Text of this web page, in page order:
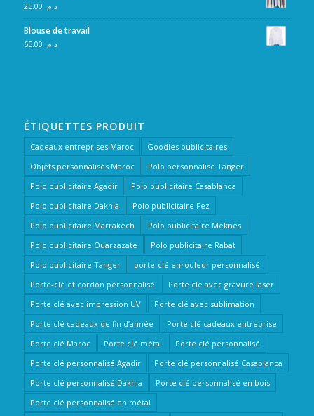
د.م.
Blouse de travail
د.م.
ÉTIQUETTES PRODUIT
Cadeaux entreprises Maroc
Goodies publicitaires
Objets personnalisés Maroc
Polo personnalisé Tanger
Polo publicitaire Agadir
Polo publicitaire Casablanca
Polo publicitaire Dakhla
Polo publicitaire Fez
Polo publicitaire Marrakech
Polo publicitaire Meknès
Polo publicitaire Ouarzazate
Polo publicitaire Rabat
Polo publicitaire Tanger
porte-clé enrouleur personnalisé
Porte-clé et cordon personnalisé
Porte clé avec gravure laser
Porte clé avec impression UV
Porte clé avec sublimation
Porte clé cadeaux de fin d’année
Porte clé cadeaux entreprise
Porte clé Maroc
Porte clé métal
Porte clé personnalisé
Porte clé personnalisé Agadir
Porte clé personnalisé Casablanca
Porte clé personnalisé Dakhla
Porte clé personnalisé en bois
Porte clé personnalisé en métal